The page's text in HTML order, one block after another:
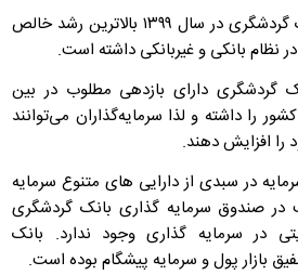
صندوق سرمایه گذاری بانک گردشگری در سال ۱۳۹۹ بالاترین رشد خالص
گردشگری دارای بازدهی مطلوب در بین
را داشته و لذا سرمایه‌گذاران می‌توانند
را افزایش دهند.
در سبدی از دارایی های متنوع سرمایه
در صندوق سرمایه گذاری بانک گردشگری
در سرمایه گذاری وجود ندارد. بانک
بازار پول و سرمایه پیشگام بوده است.